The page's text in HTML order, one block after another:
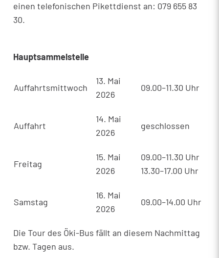
einen telefonischen Pikettdienst an: 079 655 83
30.
Hauptsammelstelle
Auffahrtsmittwoch
13. Mai
2026
09.00–11.30 Uhr
Auffahrt
14. Mai
2026
geschlossen
Freitag
15. Mai
2026
09.00–11.30 Uhr
13.30–17.00 Uhr
Samstag
16. Mai
2026
09.00–14.00 Uhr
Die Tour des Öki-Bus fällt an diesem Nachmittag
bzw. Tagen aus.